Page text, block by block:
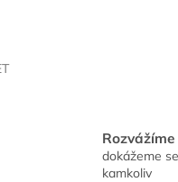
dokážeme
kamkoliv